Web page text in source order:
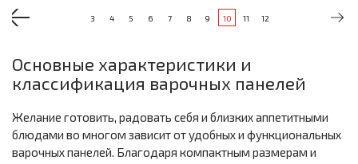
3 4 5 6 7 8 9 10 11 12
Основные характеристики и
классификация варочных панелей
Желание готовить, радовать себя и близких аппетитными
блюдами во многом зависит от удобных и функциональных
варочных панелей. Благодаря компактным размерам и